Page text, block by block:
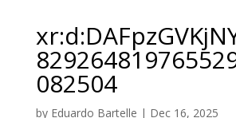
082504
by Eduardo Bartelle | Dec 16, 2025